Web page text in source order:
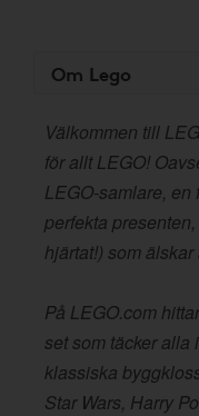
Om Lego
Välkommen till
för allt LEGO!
LEGO-samlare, en
perfekta
hjärtat!) som
På LEGO.com
set som täcker alla
klassiska
Star Wars, Harry